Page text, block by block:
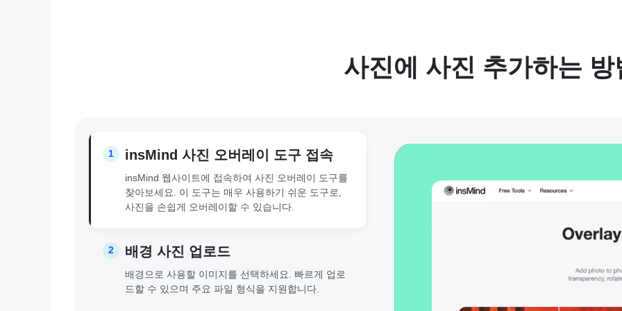
사진에 사진 추가하는 방
1 insMind 사진 오버레이 도구 접속
insMind 웹사이트에 접속하여 사진 오버레이 도구를
찾아보세요. 이 도구는 매우 사용하기 쉬운 도구로,
사진을 손쉽게 오버레이할 수 있습니다.
2 배경 사진 업로드
배경으로 사용할 이미지를 선택하세요. 빠르게 업로
드할 수 있으며 주요 파일 형식을 지원합니다.